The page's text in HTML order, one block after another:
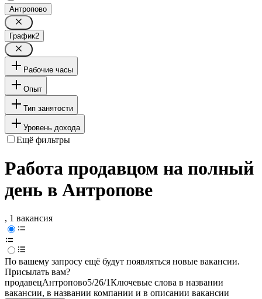
Антропово
График2
Рабочие часы
Опыт
Тип занятости
Уровень дохода
Ещё фильтры
Работа продавцом на полный
день в Антропове
, 1 вакансия
По вашему запросу ещё будут появляться новые вакансии.
Присылать вам?
продавецАнтропово5/26/1Ключевые слова в названии
вакансии, в названии компании и в описании вакансии